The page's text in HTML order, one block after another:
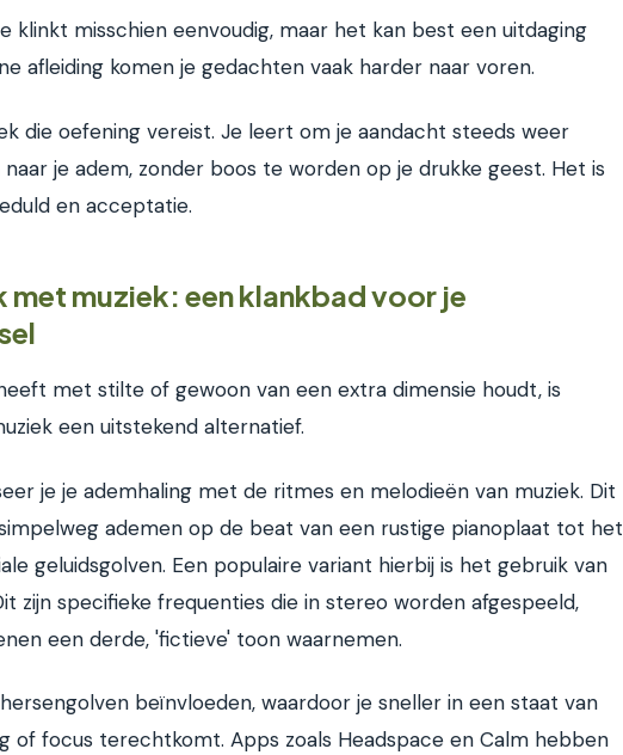
klinkt misschien eenvoudig, maar het kan best een uitdaging
afleiding komen je gedachten vaak harder naar voren.
die oefening vereist. Je leert om je aandacht steeds weer
je adem, zonder boos te worden op je drukke geest. Het is
en acceptatie.
met muziek: een klankbad voor je
met stilte of gewoon van een extra dimensie houdt, is
een uitstekend alternatief.
je je ademhaling met de ritmes en melodieën van muziek. Dit
ademen op de beat van een rustige pianoplaat tot het
geluidsgolven. Een populaire variant hierbij is het gebruik van
zijn specifieke frequenties die in stereo worden afgespeeld,
een derde, 'fictieve' toon waarnemen.
beïnvloeden, waardoor je sneller in een staat van
of focus terechtkomt. Apps zoals Headspace en Calm hebben